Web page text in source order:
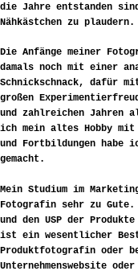
die Jahre entstanden
Nähkästchen zu plaudern.
Die Anfänge meiner
damals noch mit einer
Schnickschnack, dafür
großen
und zahlreichen Jahren
ich mein altes Hobby
und Fortbildungen habe
gemacht.
Mein Studium im
Fotografin sehr zu Gute.
und den USP der
ist ein wesentlicher
Produktfotografin oder
Unternehmenswebsite